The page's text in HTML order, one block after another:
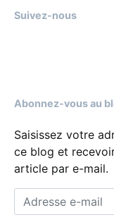
Suivez-nous
Abonnez-vous au
Saisissez votre
ce blog et
article par e-mail.